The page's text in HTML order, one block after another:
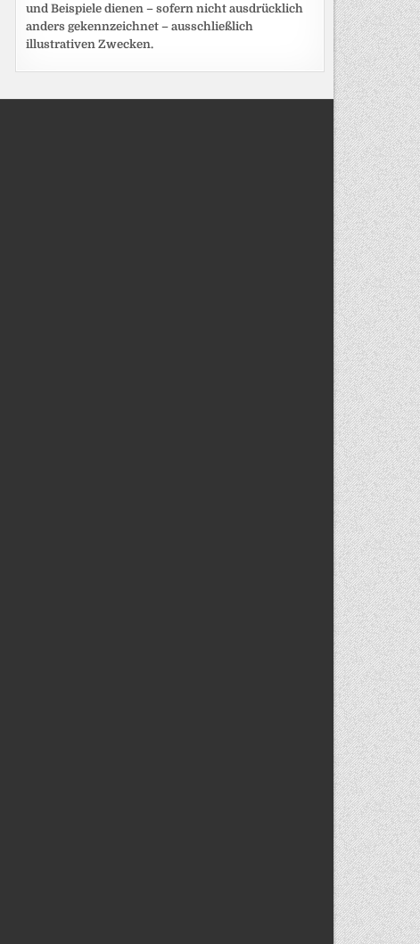
und Beispiele dienen – sofern nicht ausdrücklich
anders gekennzeichnet – ausschließlich
illustrativen Zwecken.